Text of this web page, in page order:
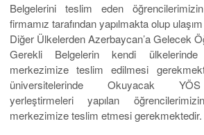
Belgelerini teslim eden
firmamız tarafından yapılmakta olup
Diğer Ülkelerden Azerbaycan’a Gelecek
Gerekli Belgelerin kendi ülkelerinde
merkezimize teslim edilmesi
üniversitelerinde Okuyacak
yerleştirmeleri yapılan
merkezimize teslim etmesi gerekmektedir.